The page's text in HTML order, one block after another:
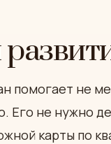
помогает не
Его не нужно
карты по